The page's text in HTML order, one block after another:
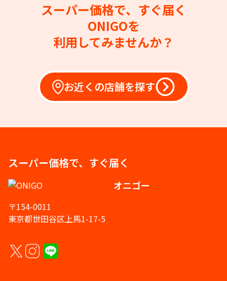
スーパー価格で、すぐ届く
ONIGOを
利用してみませんか？
お近くの店舗を探す
スーパー価格で、すぐ届く
オニゴー
〒154-0011
東京都世田谷区上馬1-17-5